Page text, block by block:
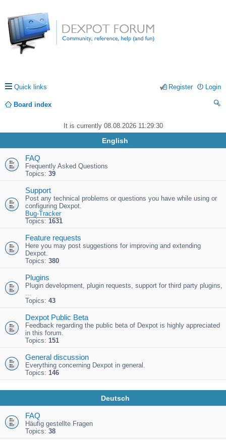
Quick links Login
Register
Board index
rc
h
It is currently 08.08.2026 11:29:30
English
FAQ
Frequently Asked Questions
Topics: 39
Support
Post any technical problems or questions you have while using or
configuring Dexpot.
Bug-Tracker
Topics: 1631
Feature requests
Here you may post suggestions for improving and extending
Dexpot.
Topics: 380
Plugins
Plugin development, plugin requests, support for third party plugins,
...
Topics: 43
Dexpot Public Beta
Feedback regarding the public beta of Dexpot is highly appreciated
in this forum.
Topics: 151
General discussion
Everything concerning Dexpot in general.
Topics: 146
Deutsch
FAQ
Häufig gestellte Fragen
Topics: 38